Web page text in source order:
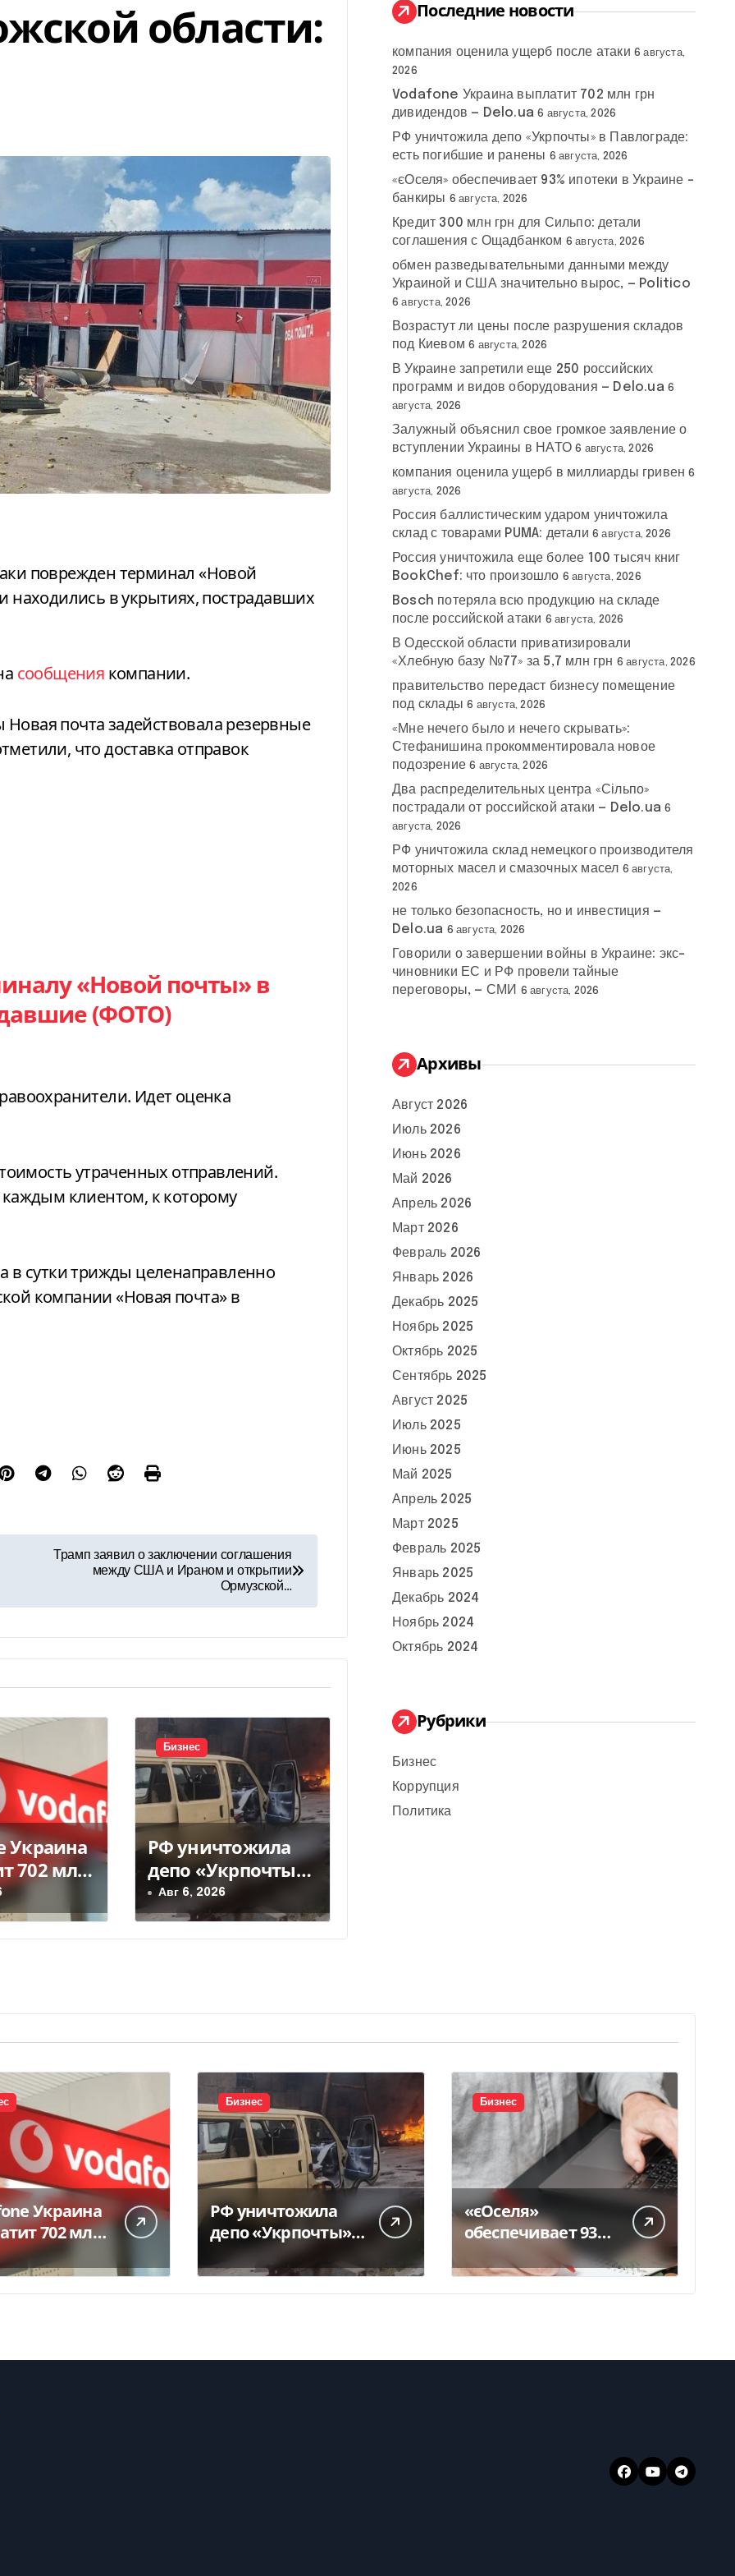
области:
находились в укрытиях, пострадавших
сообщения компании.
почта задействовала резервные
что доставка отправок
«Новой почты» в
(ФОТО)
Идет оценка
утраченных отправлений.
клиентом, к которому
в сутки трижды целенаправленно
компании «Новая почта» в
Трамп заявил о заключении соглашения
между США и Ираном и открытии
Ормузской…
Украина
702 млн
Бизнес
РФ уничтожила
депо «Укрпочты»
в Павлограде: есть
погибшие и
ранены
Авг 6, 2026
:
Последние новости
компания оценила ущерб после атаки 6 августа,
2026
Vodafone Украина выплатит 702 млн грн
дивидендов — Delo.ua 6 августа, 2026
РФ уничтожила депо «Укрпочты» в Павлограде:
есть погибшие и ранены 6 августа, 2026
«єОселя» обеспечивает 93% ипотеки в Украине –
банкиры 6 августа, 2026
Кредит 300 млн грн для Сильпо: детали
соглашения с Ощадбанком 6 августа, 2026
обмен разведывательными данными между
Украиной и США значительно вырос, — Politico
6 августа, 2026
Возрастут ли цены после разрушения складов
под Киевом 6 августа, 2026
В Украине запретили еще 250 российских
программ и видов оборудования — Delo.ua 6
августа, 2026
Залужный объяснил свое громкое заявление о
вступлении Украины в НАТО 6 августа, 2026
компания оценила ущерб в миллиарды гривен 6
августа, 2026
Россия баллистическим ударом уничтожила
склад с товарами PUMA: детали 6 августа, 2026
Россия уничтожила еще более 100 тысяч книг
BookChef: что произошло 6 августа, 2026
Bosch потеряла всю продукцию на складе
после российской атаки 6 августа, 2026
В Одесской области приватизировали
«Хлебную базу №77» за 5,7 млн грн 6 августа, 2026
правительство передаст бизнесу помещение
под склады 6 августа, 2026
«Мне нечего было и нечего скрывать»:
Стефанишина прокомментировала новое
подозрение 6 августа, 2026
Два распределительных центра «Сільпо»
пострадали от российской атаки — Delo.ua 6
августа, 2026
РФ уничтожила склад немецкого производителя
моторных масел и смазочных масел 6 августа,
2026
не только безопасность, но и инвестиция —
Delo.ua 6 августа, 2026
Говорили о завершении войны в Украине: экс-
чиновники ЕС и РФ провели тайные
переговоры, — СМИ
6 августа, 2026
Архивы
Август 2026
Июль 2026
Июнь 2026
Май 2026
Апрель 2026
Март 2026
Февраль 2026
Январь 2026
Декабрь 2025
Ноябрь 2025
Октябрь 2025
Сентябрь 2025
Август 2025
Июль 2025
Июнь 2025
Май 2025
Апрель 2025
Март 2025
Февраль 2025
Январь 2025
Декабрь 2024
Ноябрь 2024
Октябрь 2024
Рубрики
Бизнес
Коррупция
Политика
Украина
702 млн
—
Бизнес
РФ уничтожила
депо «Укрпочты» в
Павлограде: есть
погибшие и
ранены
Бизнес
«єОселя»
обеспечивает 93%
ипотеки в Украине
– банкиры